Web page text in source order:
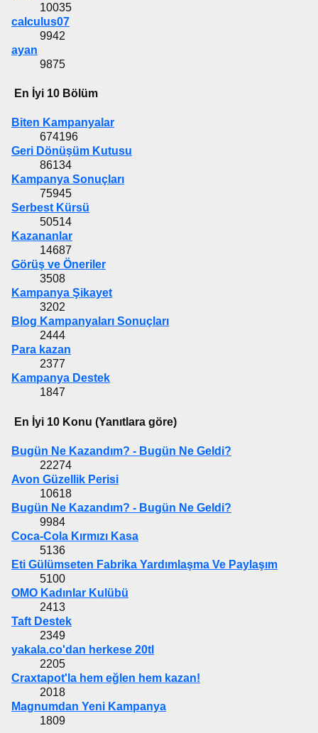
10035
calculus07
9942
ayan
9875
En İyi 10 Bölüm
Biten Kampanyalar
674196
Geri Dönüşüm Kutusu
86134
Kampanya Sonuçları
75945
Serbest Kürsü
50514
Kazananlar
14687
Görüş ve Öneriler
3508
Kampanya Şikayet
3202
Blog Kampanyaları Sonuçları
2444
Para kazan
2377
Kampanya Destek
1847
En İyi 10 Konu (Yanıtlara göre)
Bugün Ne Kazandım? - Bugün Ne Geldi?
22274
Avon Güzellik Perisi
10618
Bugün Ne Kazandım? - Bugün Ne Geldi?
9984
Coca-Cola Kırmızı Kasa
5136
Eti Gülümseten Fabrika Yardımlaşma Ve Paylaşım
5100
OMO Kadınlar Kulübü
2413
Taft Destek
2349
yakala.co'dan herkese 20tl
2205
Craxtapot'la hem eğlen hem kazan!
2018
Magnumdan Yeni Kampanya
1809